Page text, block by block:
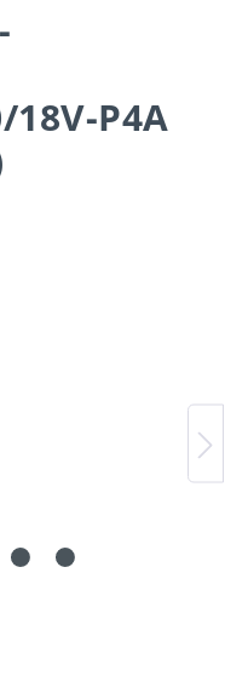
P4A